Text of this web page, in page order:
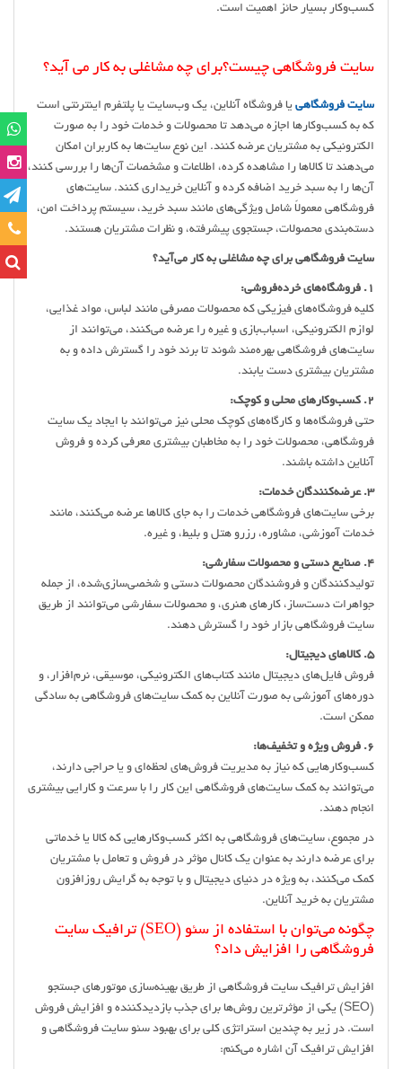
کسب‌وکار بسیار حائز اهمیت است.
سایت فروشگاهی چیست؟برای چه مشاغلی به کار می آید؟
سایت فروشگاهی یا فروشگاه آنلاین، یک وب‌سایت یا پلتفرم اینترنتی است
که به کسب‌وکارها اجازه می‌دهد تا محصولات و خدمات خود را به صورت
الکترونیکی به مشتریان عرضه کنند. این نوع سایت‌ها به کاربران امکان
می‌دهند تا کالاها را مشاهده کرده، اطلاعات و مشخصات آن‌ها را بررسی کنند،
آن‌ها را به سبد خرید اضافه کرده و آنلاین خریداری کنند. سایت‌های
فروشگاهی معمولاً شامل ویژگی‌های مانند سبد خرید، سیستم پرداخت امن،
دسته‌بندی محصولات، جستجوی پیشرفته، و نظرات مشتریان هستند.
سایت فروشگاهی برای چه مشاغلی به کار می‌آید؟
1. فروشگاه‌های خرده‌فروشی:
کلیه فروشگاه‌های فیزیکی که محصولات مصرفی مانند لباس، مواد غذایی،
لوازم الکترونیکی، اسباب‌بازی و غیره را عرضه می‌کنند، می‌توانند از
سایت‌های فروشگاهی بهره‌مند شوند تا برند خود را گسترش داده و به
مشتریان بیشتری دست یابند.
2. کسب‌وکارهای محلی و کوچک:
حتی فروشگاه‌ها و کارگاه‌های کوچک محلی نیز می‌توانند با ایجاد یک سایت
فروشگاهی، محصولات خود را به مخاطبان بیشتری معرفی کرده و فروش
آنلاین داشته باشند.
3. عرضه‌کنندگان خدمات:
برخی سایت‌های فروشگاهی خدمات را به جای کالاها عرضه می‌کنند، مانند
خدمات آموزشی، مشاوره، رزرو هتل و بلیط، و غیره.
4. صنایع دستی و محصولات سفارشی:
تولیدکنندگان و فروشندگان محصولات دستی و شخصی‌سازی‌شده، از جمله
جواهرات دست‌ساز، کارهای هنری، و محصولات سفارشی می‌توانند از طریق
سایت فروشگاهی بازار خود را گسترش دهند.
5. کالاهای دیجیتال:
فروش فایل‌های دیجیتال مانند کتاب‌های الکترونیکی، موسیقی، نرم‌افزار، و
دوره‌های آموزشی به صورت آنلاین به کمک سایت‌های فروشگاهی به سادگی
ممکن است.
6. فروش ویژه و تخفیف‌ها:
کسب‌وکارهایی که نیاز به مدیریت فروش‌های لحظه‌ای و یا حراجی دارند،
می‌توانند به کمک سایت‌های فروشگاهی این کار را با سرعت و کارایی بیشتری
انجام دهند.
در مجموع، سایت‌های فروشگاهی به اکثر کسب‌وکارهایی که کالا یا خدماتی
برای عرضه دارند به عنوان یک کانال مؤثر در فروش و تعامل با مشتریان
کمک می‌کنند، به ویژه در دنیای دیجیتال و با توجه به گرایش روزافزون
مشتریان به خرید آنلاین.
چگونه می‌توان با استفاده از سئو (SEO) ترافیک سایت
فروشگاهی را افزایش داد؟
افزایش ترافیک سایت فروشگاهی از طریق بهینه‌سازی موتورهای جستجو
(SEO) یکی از مؤثرترین روش‌ها برای جذب بازدیدکننده و افزایش فروش
است. در زیر به چندین استراتژی کلی برای بهبود سئو سایت فروشگاهی و
افزایش ترافیک آن اشاره می‌کنم: